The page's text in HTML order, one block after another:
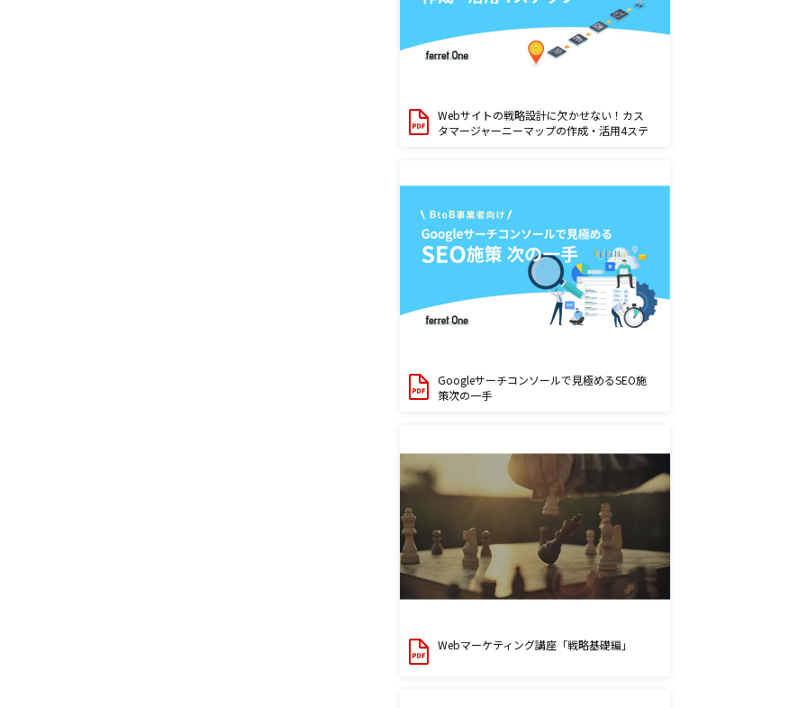
Webサイトの戦略設計に欠かせない！カス
タマージャーニーマップの作成・活用4ステ
Googleサーチコンソールで見極めるSEO施
策次の一手
Webマーケティング講座「戦略基礎編」